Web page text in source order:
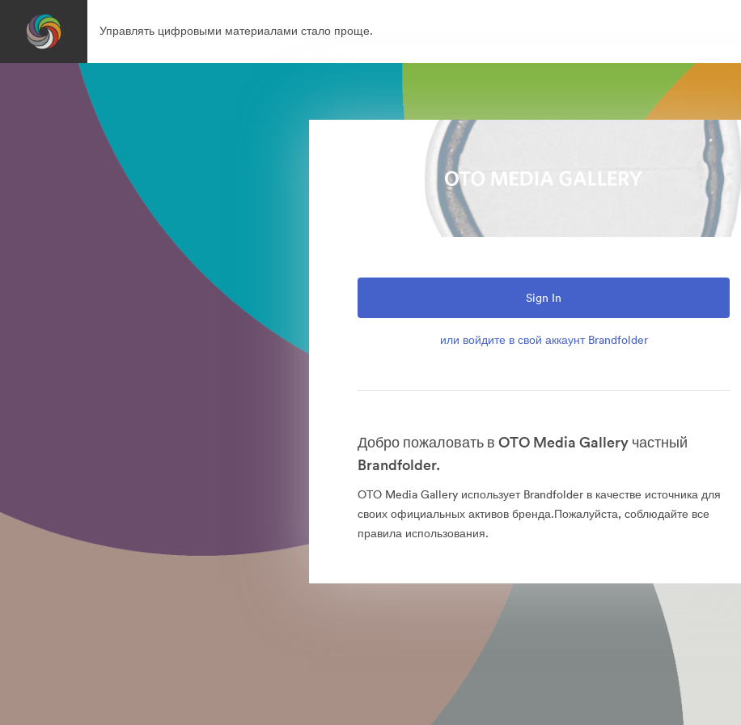
Управлять цифровыми материалами стало проще.
Sign In
или войдите в свой аккаунт Brandfolder
Добро пожаловать в OTO Media Gallery частный
Brandfolder.
OTO Media Gallery использует Brandfolder в качестве источника для
своих официальных активов бренда.Пожалуйста, соблюдайте все
правила использования.